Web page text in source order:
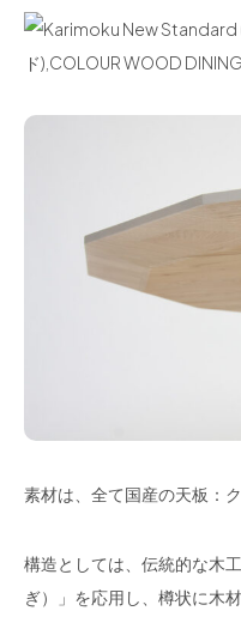
素材は、全て国産の天板：
構造としては、伝統的な木
ぎ）」を応用し、樽状に木